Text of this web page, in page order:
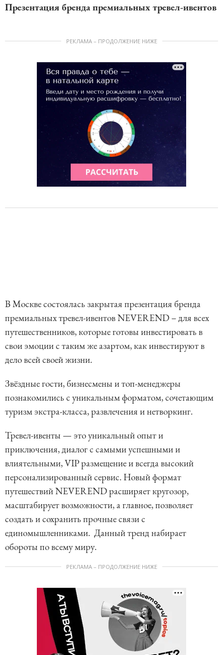
Презентация бренда премиальных тревел-ивентов
РЕКЛАМА – ПРОДОЛЖЕНИЕ НИЖЕ
В Москве состоялась закрытая презентация бренда
премиальных тревел-ивентов NEVEREND – для всех
путешественников, которые готовы инвестировать в
свои эмоции с таким же азартом, как инвестируют в
дело всей своей жизни.
Звёздные гости, бизнесмены и топ-менеджеры
познакомились с уникальным форматом, сочетающим
туризм экстра-класса, развлечения и нетворкинг.
Тревел-ивенты — это уникальный опыт и
приключения, диалог с самыми успешными и
влиятельными, VIP размещение и всегда высокий
персонализированный сервис. Новый формат
путешествий NEVEREND расширяет кругозор,
масштабирует возможности, а главное, позволяет
создать и сохранить прочные связи с
единомышленниками. Данный тренд набирает
обороты по всему миру.
РЕКЛАМА – ПРОДОЛЖЕНИЕ НИЖЕ